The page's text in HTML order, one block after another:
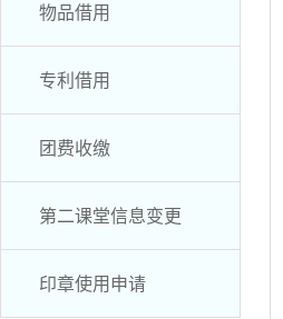
物品借用
专利借用
团费收缴
第二课堂信息变更
印章使用申请